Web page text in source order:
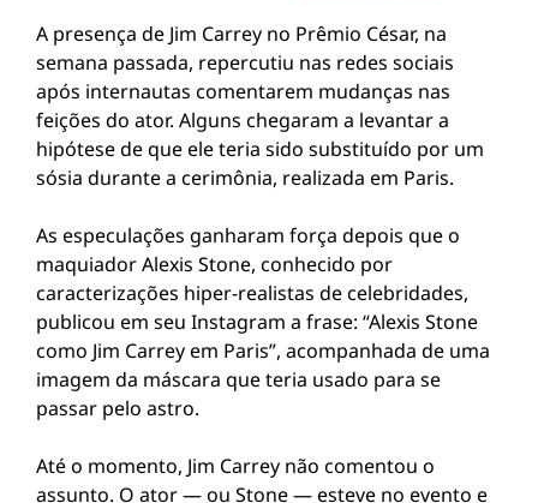
A presença de Jim Carrey no Prêmio César, na
semana passada, repercutiu nas redes sociais
após internautas comentarem mudanças nas
feições do ator. Alguns chegaram a levantar a
hipótese de que ele teria sido substituído por um
sósia durante a cerimônia, realizada em Paris.
As especulações ganharam força depois que o
maquiador Alexis Stone, conhecido por
caracterizações hiper-realistas de celebridades,
publicou em seu Instagram a frase: “Alexis Stone
como Jim Carrey em Paris”, acompanhada de uma
imagem da máscara que teria usado para se
passar pelo astro.
Até o momento, Jim Carrey não comentou o
assunto. O ator — ou Stone — esteve no evento e